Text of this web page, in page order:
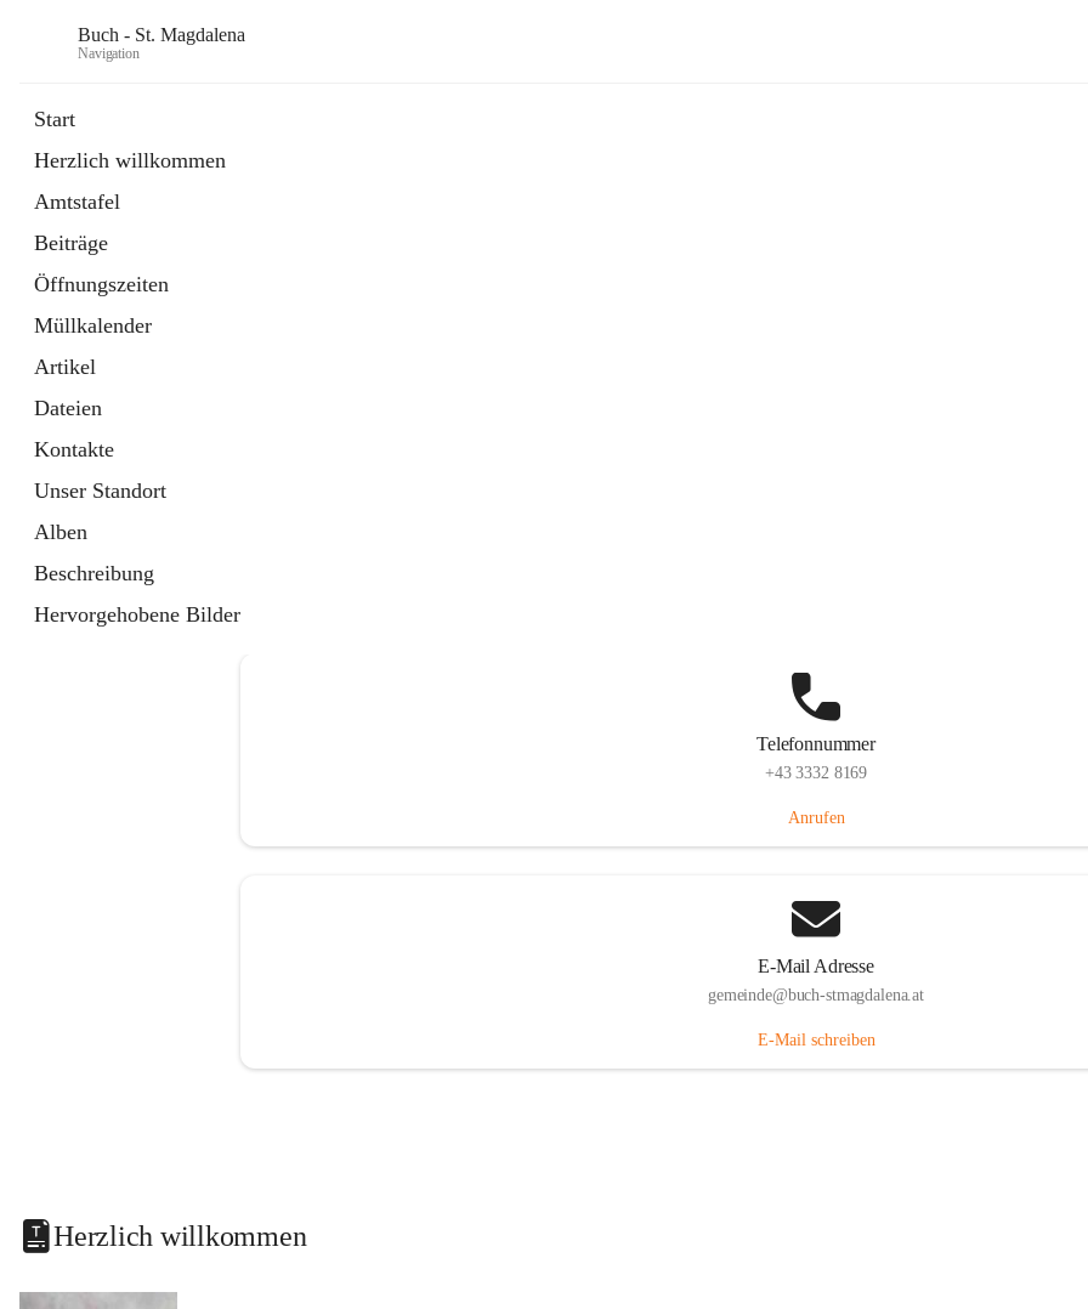
Buch - St. Magdalena
Navigation
Start
Herzlich willkommen
Amtstafel
Beiträge
Öffnungszeiten
Müllkalender
Artikel
Dateien
Kontakte
Unser Standort
Alben
Beschreibung
Hervorgehobene Bilder
Telefonnummer
+43 3332 8169
Anrufen
E-Mail Adresse
gemeinde@buch-stmagdalena.at
E-Mail schreiben
Herzlich willkommen